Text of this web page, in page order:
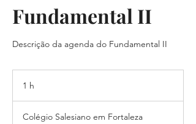
Fundamental II
Descrição da agenda do Fundamental II
1 h
Colégio Salesiano em Fortaleza